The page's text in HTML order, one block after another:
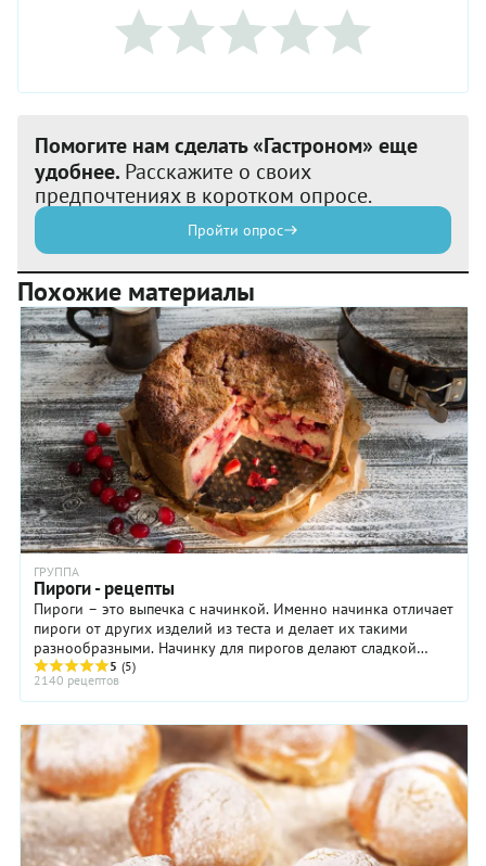
Помогите нам сделать «Гастроном» еще
удобнее. Расскажите о своих
предпочтениях в коротком опросе.
Пройти опрос
Похожие материалы
ГРУППА
Пироги - рецепты
Пироги – это выпечка с начинкой. Именно начинка отличает
пироги от других изделий из теста и делает их такими
разнообразными. Начинку для пирогов делают сладкой
(ягоды, фрукты, творог, мак) и ...
5 (5)
2140 рецептов